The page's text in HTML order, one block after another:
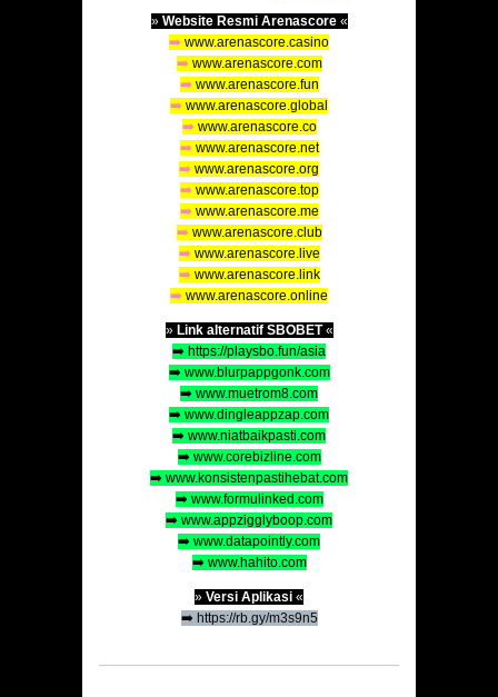
» Website Resmi Arenascore«
➡️ www.arenascore.casino
➡️ www.arenascore.com
➡️ www.arenascore.fun
➡️ www.arenascore.global
➡️ www.arenascore.co
➡️ www.arenascore.net
➡️ www.arenascore.org
➡️ www.arenascore.top
➡️ www.arenascore.me
➡️ www.arenascore.club
➡️ www.arenascore.live
➡️ www.arenascore.link
➡️ www.arenascore.online
» Link alternatif SBOBET«
➡️ https://playsbo.fun/asia
➡️ www.blurpappgonk.com
➡️ www.muetrom8.com
➡️ www.dingleappzap.com
➡️ www.niatbaikpasti.com
➡️ www.corebizline.com
➡️ www.konsistenpastihebat.com
➡️ www.formulinked.com
➡️ www.appzigglyboop.com
➡️ www.datapointly.com
➡️ www.hahito.com
» Versi Aplikasi «
➡️ https://rb.gy/m3s9n5